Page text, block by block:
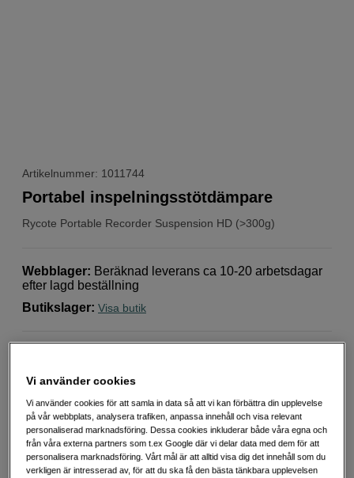
Artikelnummer: 1011744
Rycote Portable Recorder Suspension HD (>300g)
Portabel inspelningsstötdämpare
Webblager: Beräknad leverans ca 10-20 arbetsdagar
efter lagd beställning
Butikslager: Visa butik
180 graders justeringsmöjligheter
3/8" skruvfäste för montering på kamera, bommar,
stativ mm
Mer information
Vi använder cookies
Vi använder cookies för att samla in data så att vi kan förbättra din upplevelse
på vår webbplats, analysera trafiken, anpassa innehåll och visa relevant
personaliserad marknadsföring. Dessa cookies inkluderar både våra egna och
från våra externa partners som t.ex Google där vi delar data med dem för att
personalisera marknadsföring. Vårt mål är att alltid visa dig det innehåll som du
verkligen är intresserad av, för att du ska få den bästa tänkbara upplevelsen